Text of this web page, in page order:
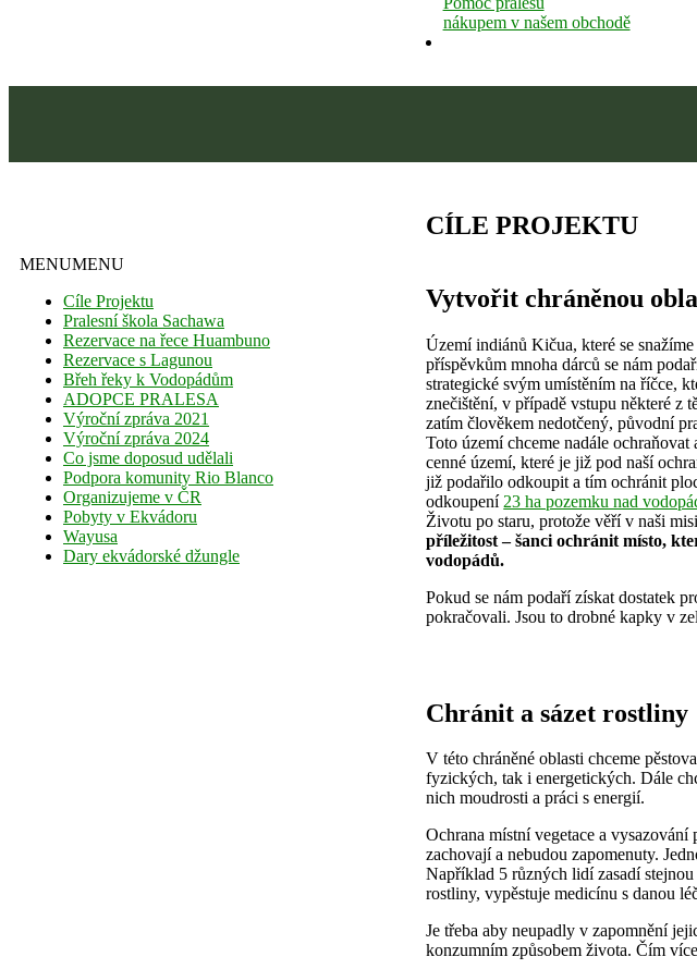
nákupem v našem obchodě
MENUMENU
Cíle Projektu
Pralesní škola Sachawa
Rezervace na řece Huambuno
Rezervace s Lagunou
Břeh řeky k Vodopádům
ADOPCE PRALESA
Výroční zpráva 2021
Výroční zpráva 2024
Co jsme doposud udělali
Podpora komunity Rio Blanco
Organizujeme v ČR
Pobyty v Ekvádoru
Wayusa
Dary ekvádorské džungle
CÍLE PROJEKTU
Vytvořit chráněnou
Území indiánů Kičua, které se
příspěvkům mnoha dárců se nám
strategické svým umístěním na říčce,
znečištění, v případě vstupu některé z
zatím člověkem nedotčený, původní
Toto území chceme nadále
cenné území, které je již pod naší
již podařilo odkoupit a tím ochránit
odkoupení 23 ha pozemku nad
Životu po staru, protože věří v naši
příležitost – šanci ochránit místo,
vodopádů.
Pokud se nám podaří získat dostatek
pokračovali. Jsou to drobné kapky v
Chránit a sázet rostliny
V této chráněné oblasti chceme
fyzických, tak i energetických. Dále
nich moudrosti a práci s energií.
Ochrana místní vegetace a
zachovají a nebudou zapomenuty.
Například 5 různých lidí zasadí
rostliny, vypěstuje medicínu s danou
Je třeba aby neupadly v zapomnění
konzumním způsobem života. Čím